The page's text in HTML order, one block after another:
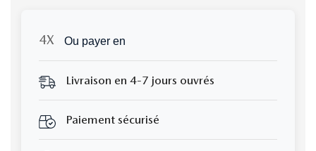
Ou payer en
Livraison en 4-7 jours ouvrés
Paiement sécurisé